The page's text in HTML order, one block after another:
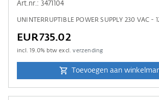
Art.nr.: 3471104
UNINTERRUPTIBLE POWER SUPPLY 230 VAC -
EUR735.02
incl.19.0% btw excl.verzending
Toevoegen aan